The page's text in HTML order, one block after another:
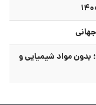
تمیز کنید؛ بدون مواد شیمیایی و